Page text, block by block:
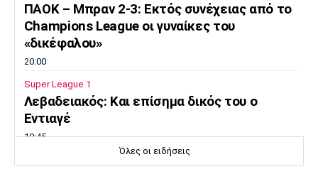
ΠΑΟΚ – Μπραν 2-3: Εκτός συνέχειας από το
Champions League οι γυναίκες του
«δικέφαλου»
20:00
Super League 1
Λεβαδειακός: Και επίσημα δικός του ο
Εντιαγέ
19:45
Όλες οι ειδήσεις